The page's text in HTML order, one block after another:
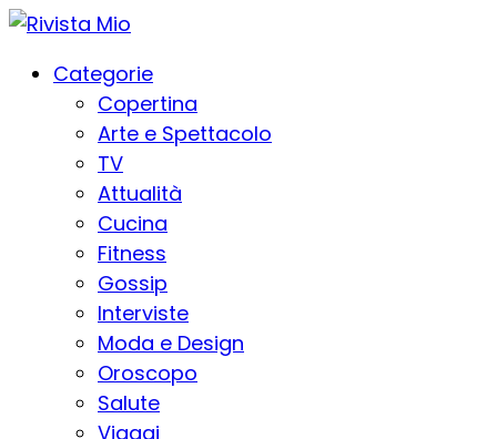
Categorie
Copertina
Arte e Spettacolo
TV
Attualità
Cucina
Fitness
Gossip
Interviste
Moda e Design
Oroscopo
Salute
Viaggi